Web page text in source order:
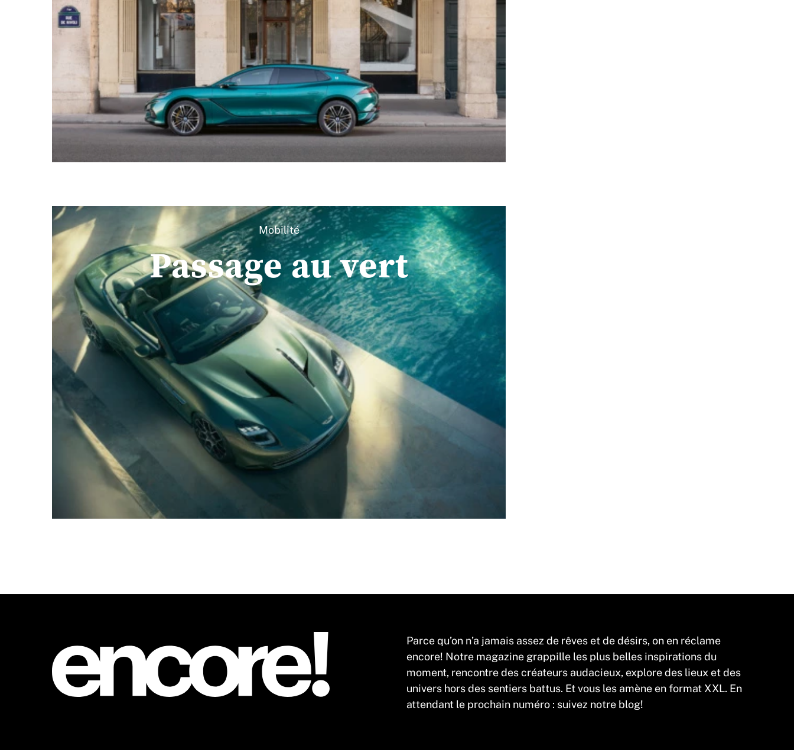
Mobilité
Passage au vert
Parce qu’on n’a jamais assez de rêves et de désirs, on en réclame
encore! Notre magazine grappille les plus belles inspirations du
moment, rencontre des créateurs audacieux, explore des lieux et des
univers hors des sentiers battus. Et vous les amène en format XXL. En
attendant le prochain numéro : suivez notre blog!